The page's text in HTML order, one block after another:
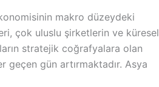
makro düzeydeki
çok uluslu şirketlerin ve küresel
stratejik coğrafyalara olan
geçen gün artırmaktadır. Asya